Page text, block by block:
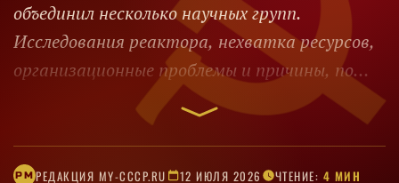
объединил несколько научных групп.
Исследования реактора, нехватка ресурсов,
организационные проблемы и причины, по
которым Германия не создала атомную
РM РЕДАКЦИЯ MY-CCCP.RU 12 ИЮЛЯ 2026 ЧТЕНИЕ: 4 МИН